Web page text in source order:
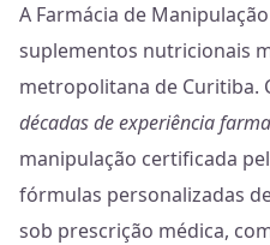
A Farmácia de
suplementos nutricionais
metropolitana de Curitiba.
décadas de experiência
manipulação certificada
fórmulas personalizadas
sob prescrição médica,